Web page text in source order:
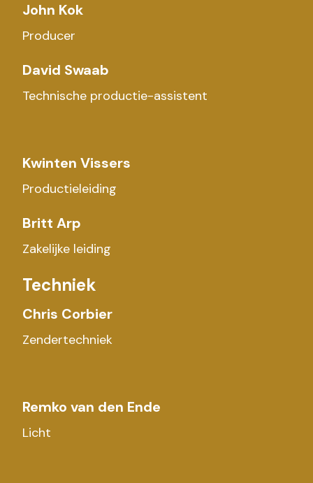
John Kok
Producer
David Swaab
Technische productie-assistent
Kwinten Vissers
Productieleiding
Britt Arp
Zakelijke leiding
Techniek
Chris Corbier
Zendertechniek
Remko van den Ende
Licht